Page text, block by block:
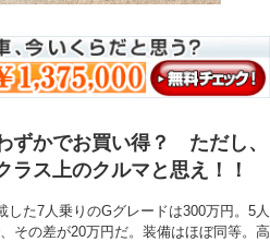
ずかでお買い得？ ただし、
ラス上のクルマと思え！！
た7人乗りのGグレードは300万円。5人
その差が20万円だ。装備はほぼ同等。高